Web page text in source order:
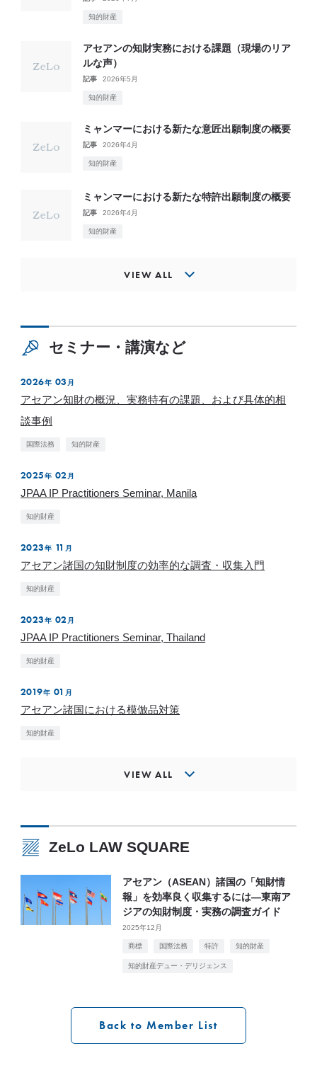
知的財産
アセアンの知財実務における課題（現場のリア
ルな声）
記事 2026年5月
知的財産
ミャンマーにおける新たな意匠出願制度の概要
記事 2026年4月
知的財産
ミャンマーにおける新たな特許出願制度の概要
記事 2026年4月
知的財産
VIEW ALL
セミナー・講演など
2026年 03 月
アセアン知財の概況、実務特有の課題、および具体的相
談事例
国際法務 知的財産
2025 年 02 月
JPAA IP Practitioners Seminar, Manila
知的財産
2023 年 11 月
アセアン諸国の知財制度の効率的な調査・収集入門
知的財産
2023 年 02 月
JPAA IP Practitioners Seminar, Thailand
知的財産
2019年 01 月
アセアン諸国における模倣品対策
知的財産
VIEW ALL
ZeLo LAW SQUARE
アセアン（ASEAN）諸国の「知財情
報」を効率良く収集するには―東南ア
ジアの知財制度・実務の調査ガイド
2025年12月
商標 国際法務 特許 知的財産
知的財産デュー・デリジェンス
Back to Member List